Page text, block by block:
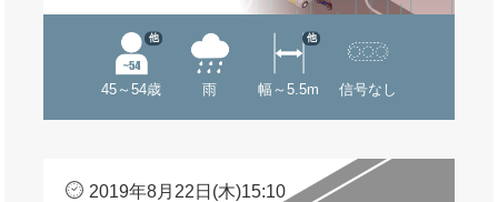
45～54歳
他
雨 幅～5.5m
他
信号なし
2019年8月22日(木)15:10